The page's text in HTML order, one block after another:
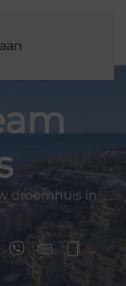
droomhuis in